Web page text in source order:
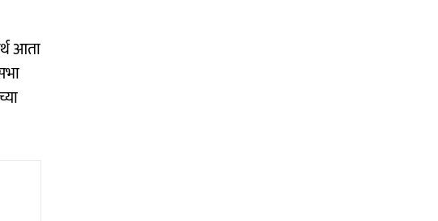
आता